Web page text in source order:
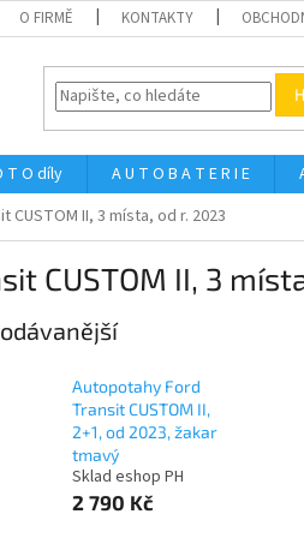
O FIRMĚ KONTAKTY
T O díly A U T O B A T E R I E
CUSTOM II, 3 místa, od r. 2023
CUSTOM II, 3
Autopotahy Ford
Transit CUSTOM II,
2+1, od 2023, žakar
tmavý
Sklad eshop PH
2 790 Kč